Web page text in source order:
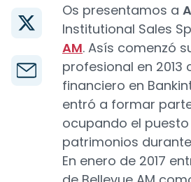
Os presentamos a
Institutional Sales
AM. Asís comenzó
profesional en
financiero en
entró a formar
ocupando el
patrimonios
En enero de 2017